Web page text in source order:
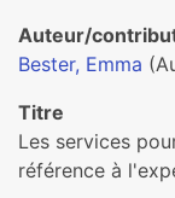
Auteur/
Bester, Emma
Titre
Les services
référence à